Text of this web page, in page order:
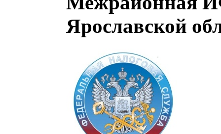
Ярославской